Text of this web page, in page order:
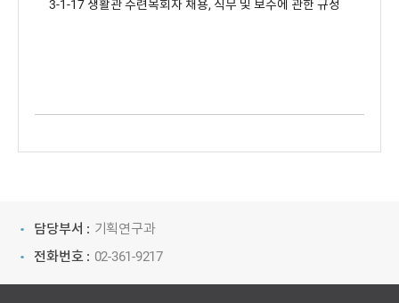
3-1-17 생활관 수련목회자 채용, 직무 및 보수에 관한 규정
담당부서 : 기획연구과
전화번호 : 02-361-9217